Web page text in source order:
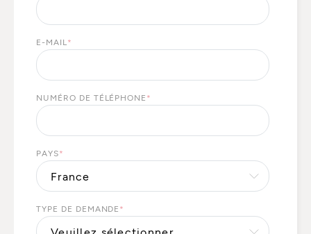
E-MAIL *
NUMÉRO DE TÉLÉPHONE *
PAYS*
TYPE DE DEMANDE *